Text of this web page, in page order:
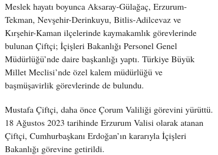
Meslek hayatı boyunca Aksaray-Gülağaç, Erzurum-
Tekman, Nevşehir-Derinkuyu, Bitlis-Adilcevaz ve
Kırşehir-Kaman ilçelerinde kaymakamlık görevlerinde
bulunan Çiftçi; İçişleri Bakanlığı Personel Genel
Müdürlüğü’nde daire başkanlığı yaptı. Türkiye Büyük
Millet Meclisi’nde özel kalem müdürlüğü ve
başmüşavirlik görevlerinde de bulundu.
Mustafa Çiftçi, daha önce Çorum Valiliği görevini yürüttü.
18 Ağustos 2023 tarihinde Erzurum Valisi olarak atanan
Çiftçi, Cumhurbaşkanı Erdoğan’ın kararıyla İçişleri
Bakanlığı görevine getirildi.